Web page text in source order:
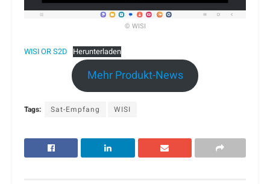
© WISI
WISI OR S2D Herunterladen
Mehr Produkt-News
Tags: Sat-Empfang WISI